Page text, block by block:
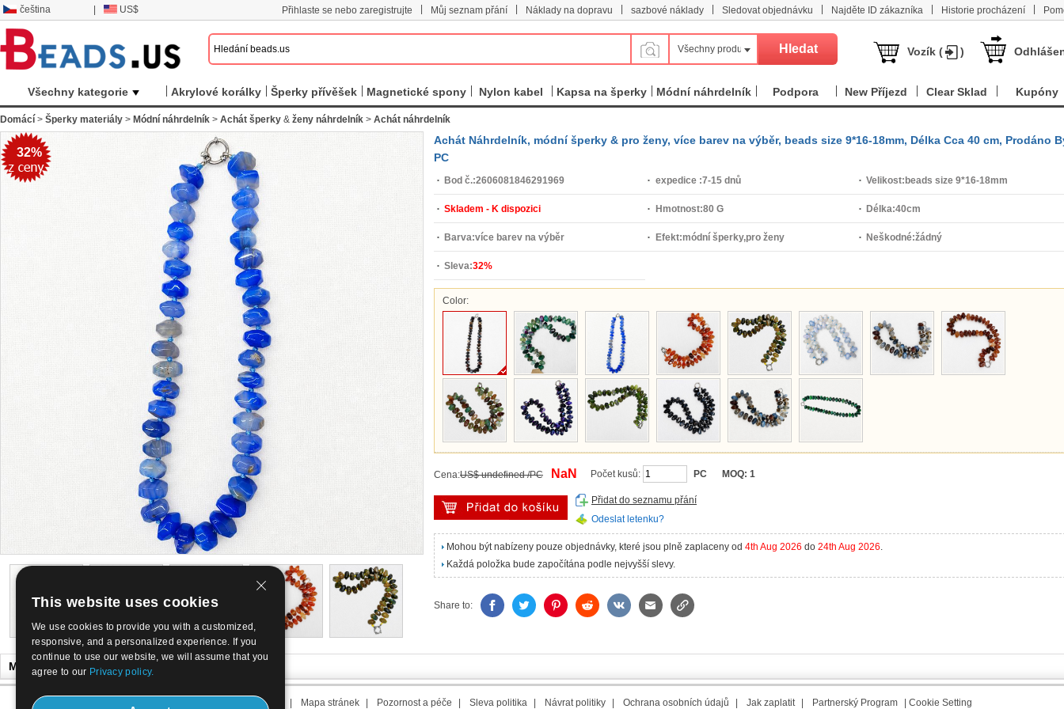
čeština US$ Přihlaste se nebo zaregistrujte Můj seznam přání Náklady na dopravu sazbové náklady Sledovat objednávku Najděte ID zákazníka Historie procházení
Všechny produkt Vozík ( )
Všechny kategorie Akrylové korálky Šperky přívěšek Magnetické spony Nylon kabel Kapsa na šperky Módní náhrdelník Podpora New Příjezd Clear Sklad Kupóny
Domácí > Šperky materiály > Módní náhrdelník > Achát šperky & ženy náhrdelník > Achát náhrdelník
32%
Achát Náhrdelník, módní šperky & pro ženy, více barev na výběr, beads size 9*16-18mm, Délka Cca 40 cm, Prodáno
PC
Bod č.:2606081846291969 expedice :7-15 dnů Velikost: beads size 9*16-18mm
Skladem - K dispozici Hmotnost:80 G Délka:40cm
Barva:více barev na výběr Efekt:módní šperky,pro ženy Neškodné:žádný
Sleva:32%
Color:
Cena:US$ undefined /PC NaN Počet kusů: PC MOQ: 1
Přidat do seznamu přání
Odeslat letenku?
Mohou být nabízeny pouze objednávky, které jsou plně zaplaceny od 4th Aug 2026 do 24th Aug 2026.
Každá položka bude započítána podle nejvyšší slevy.
Share to:
Může se Vám líbit
Termín nás Mapa stránek Pozornost a péče Sleva politika Návrat politiky Ochrana osobních údajů Jak zaplatit Partnerský Program Cookie Setting
This website uses cookies
We use cookies to provide you with a customized,
responsive, and a personalized experience. If you
continue to use our website, we will assume that you
agree to our Privacy policy.